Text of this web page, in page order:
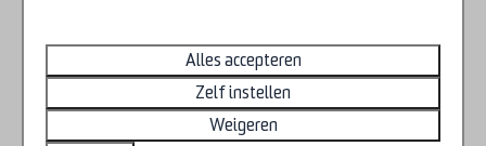
24 25 26 27 28 29 30
31
Alles accepteren
Zelf instellen
Weigeren